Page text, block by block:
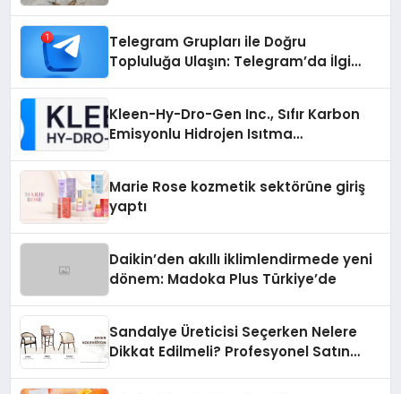
Telegram Grupları ile Doğru
Topluluğa Ulaşın: Telegram’da İlgi
Kleen-Hy-Dro-Gen Inc., Sıfır Karbon
Emisyonlu Hidrojen Isıtma
Marie Rose kozmetik sektörüne giriş
yaptı
Daikin’den akıllı iklimlendirmede yeni
dönem: Madoka Plus Türkiye’de
Sandalye Üreticisi Seçerken Nelere
Dikkat Edilmeli? Profesyonel Satın